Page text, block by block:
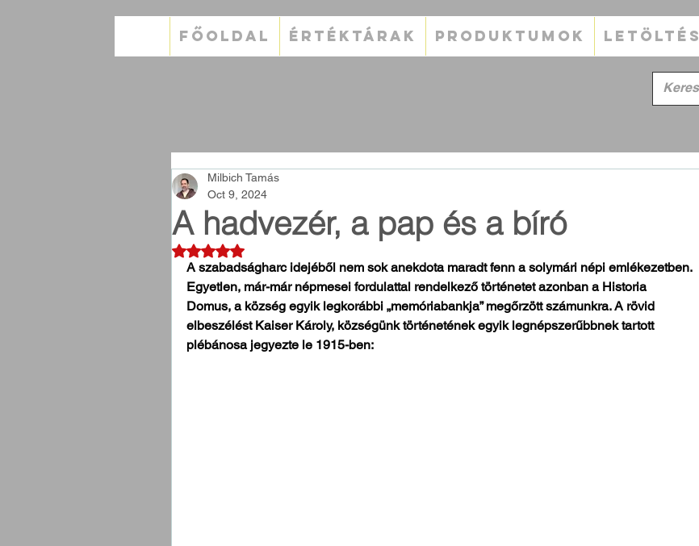
FŐOLDAL ÉRTÉKTÁRAK PRODUKTUMOK LETÖLTÉS
A hadvezér, a pap és a bíró
Milbich Tamás
Oct 9, 2024
Rated NaN out of 5 stars.
A szabadságharc idejéből nem sok anekdota maradt fenn a solymári népi emlékezetben.
Egyetlen, már-már népmesei fordulattal rendelkező történetet azonban a Historia
Domus, a község egyik legkorábbi „memóriabankja” megőrzött számunkra. A rövid
elbeszélést Kaiser Károly, községünk történetének egyik legnépszerűbbnek tartott
plébánosa jegyezte le 1915-ben: